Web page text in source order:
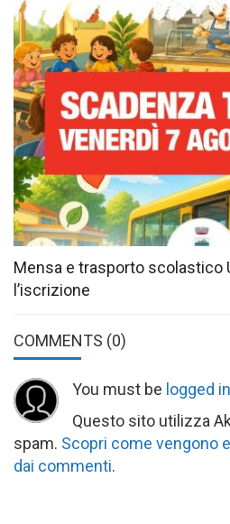
Mensa e trasporto scolastico
l’iscrizione
COMMENTS (0)
You must be logged in
Questo sito utilizza
spam. Scopri come vengono
dai commenti.